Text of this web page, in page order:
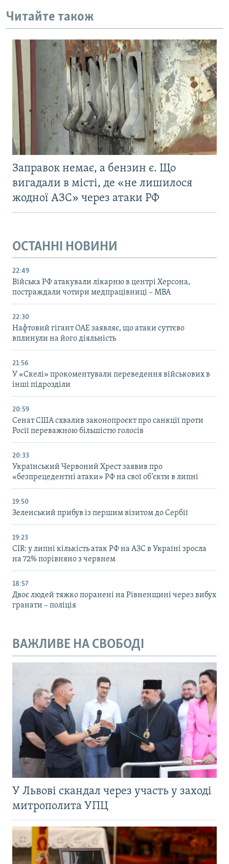
Читайте також
Заправок немає, а бензин є. Що
вигадали в місті, де «не лишилося
жодної АЗС» через атаки РФ
ОСТАННІ НОВИНИ
22:49
Війська РФ атакували лікарню в центрі Херсона,
постраждали чотири медпрацівниці – МВА
22:30
Нафтовий гігант ОАЕ заявляє, що атаки суттєво
вплинули на його діяльність
21:56
У «Скелі» прокоментували переведення військових в
інші підрозділи
20:59
Cенат США схвалив законопроєкт про санкції проти
Росії переважною більшістю голосів
20:33
Український Червоний Хрест заявив про
«безпрецедентні атаки» РФ на свої об’єкти в липні
19:50
Зеленський прибув із першим візитом до Сербії
19:23
CIR: у липні кількість атак РФ на АЗС в Україні зросла
на 72% порівняно з червнем
18:57
Двоє людей тяжко поранені на Рівненщині через вибух
гранати – поліція
ВАЖЛИВЕ НА СВОБОДІ
У Львові скандал через участь у заході
митрополита УПЦ